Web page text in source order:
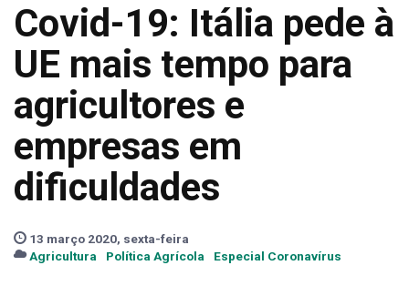
Covid-19: Itália pede à
UE mais tempo para
agricultores e
empresas em
dificuldades
13 março 2020, sexta-feira
Agricultura
Política Agrícola Especial Coronavírus